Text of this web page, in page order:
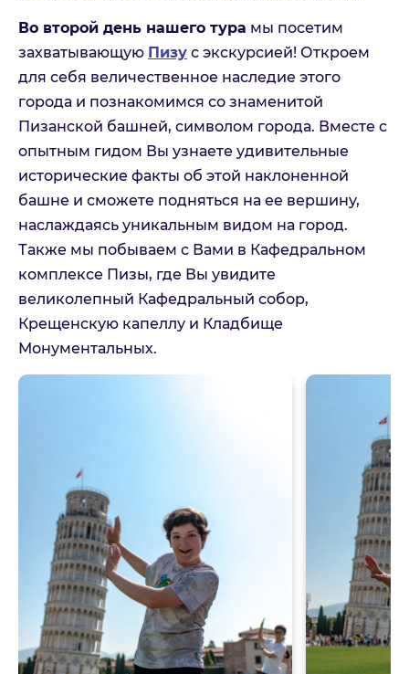
Во второй день нашего тура мы посетим
захватывающую Пизу с экскурсией! Откроем
для себя величественное наследие этого
города и познакомимся со знаменитой
Пизанской башней, символом города. Вместе с
опытным гидом Вы узнаете удивительные
исторические факты об этой наклоненной
башне и сможете подняться на ее вершину,
наслаждаясь уникальным видом на город.
Также мы побываем с Вами в Кафедральном
комплексе Пизы, где Вы увидите
великолепный Кафедральный собор,
Крещенскую капеллу и Кладбище
Монументальных.
Флоренция, Пиза и море
Пожалуйста, заполните форму и наш менеджер с
Вами свяжется
На связи Пн. - Пт. | 10:00 - 18:00, выходные и
праздничные по возможности
Имя
Телефон
Можете оставить дополнительные контактные данные
или пожелания
Комментарий
Принимаю:Политика
конфиденциальности